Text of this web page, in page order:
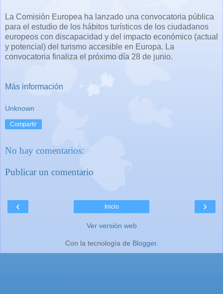
La Comisión Europea ha lanzado una convocatoria pública
para el estudio de los hábitos turísticos de los ciudadanos
europeos con discapacidad y del impacto económico (actual
y potencial) del turismo accesible en Europa. La
convocatoria finaliza el próximo día 28 de junio.
Más información
Unknown
Compartir
No hay comentarios:
Publicar un comentario
‹ ›
Inicio
Ver versión web
Con la tecnología de Blogger.